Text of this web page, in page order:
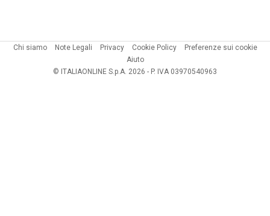
Chi siamo Note Legali Privacy Cookie Policy
Preferenze sui cookie
Aiuto
© ITALIAONLINE S.p.A. 2026 - P. IVA 03970540963